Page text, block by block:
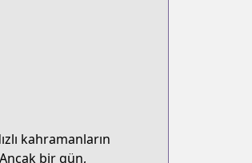
kahramanların
bir gün,